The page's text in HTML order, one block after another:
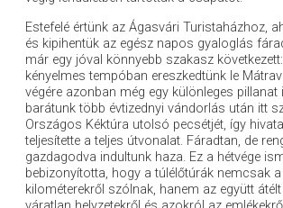
Estefelé értünk az Ágasvári Turistaházhoz,
és kipihentük az egész napos gyaloglás
már egy jóval könnyebb szakasz
kényelmes tempóban ereszkedtünk le
végére azonban még egy különleges pillanat
barátunk több évtizednyi vándorlás után itt
Országos Kéktúra utolsó pecsétjét, így
teljesítette a teljes útvonalat. Fáradtan, de
gazdagodva indultunk haza. Ez a hétvége
bebizonyította, hogy a túlélőtúrák nemcsak
kilométerekről szólnak, hanem az együtt